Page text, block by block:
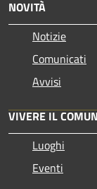
NOVITÀ
Notizie
Comunicati
Avvisi
VIVERE IL
Luoghi
Eventi